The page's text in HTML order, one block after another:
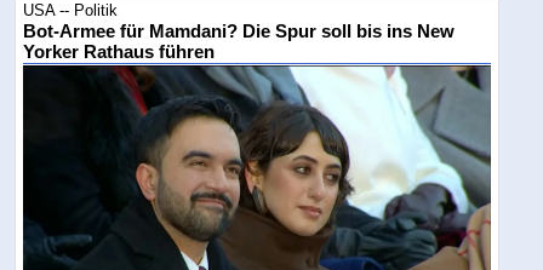
USA -- Politik
Bot-Armee für Mamdani? Die Spur soll bis ins New
Yorker Rathaus führen